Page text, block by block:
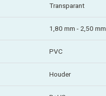
Transparant
1,80 mm - 2,50 mm
PVC
Houder